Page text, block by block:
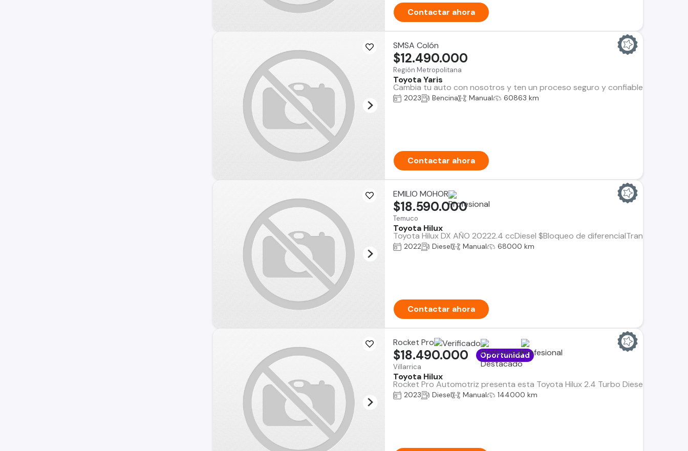
Contactar ahora
SMSA Colón
Región Metropolitana
Toyota Yaris
Cambia tu auto con nosotros y ten un proceso seguro y confiable. Encuentra
$12.490.000
2023 Bencina Manual 60863 km
Contactar ahora
EMILIO MOHOR
Temuco
Toyota Hilux
Toyota Hilux DX AÑO 20222.4 ccDiesel $Bloqueo de diferencialTransmisión
$18.590.000
2022 Diesel Manual 68000 km
Contactar ahora
Rocket Pro
Villarrica
Toyota Hilux
Rocket Pro Automotriz presenta esta Toyota Hilux 2.4 Turbo Diesel 4x4
$18.490.000 Oportunidad
2023 Diesel Manual 144000 km